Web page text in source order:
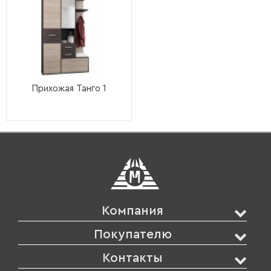
Прихожая Танго 1
Компания
Покупателю
Контакты